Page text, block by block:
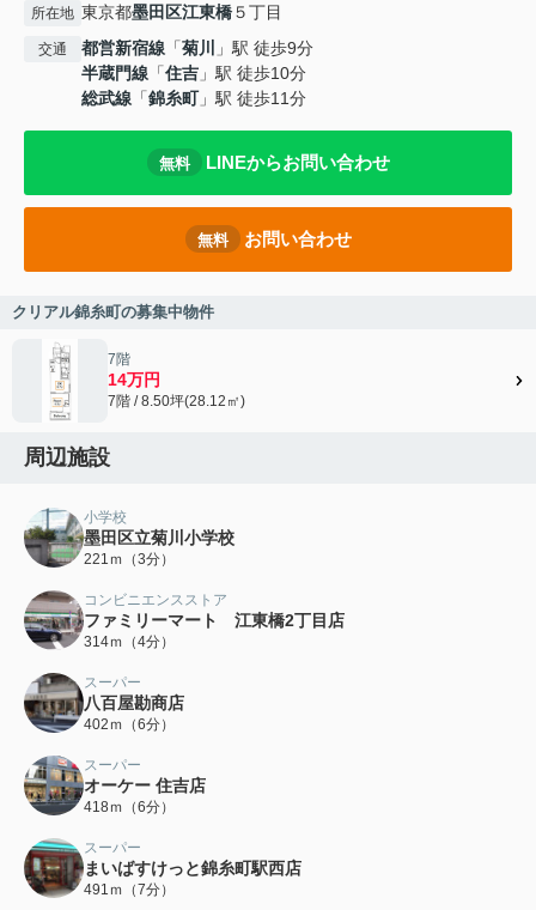
所在地 東京都墨田区江東橋５丁目
交通 都営新宿線 「菊川
」駅 徒歩9分
半蔵門線 「住吉 」駅 徒歩10分
総武線 「錦糸町」駅 徒歩11分
無料 LINEからお問い合わせ
無料 お問い合わせ
クリアル錦糸町の募集中物件
7階
14万円
7階 / 8.50坪(28.12㎡)
周辺施設
小学校
墨田区立菊川小学校
221ｍ（3分）
コンビニエンスストア
ファミリーマート 江東橋2丁目店
314ｍ（4分）
スーパー
八百屋勘商店
402ｍ（6分）
スーパー
オーケー 住吉店
418ｍ（6分）
スーパー
まいばすけっと錦糸町駅西店
491ｍ（7分）